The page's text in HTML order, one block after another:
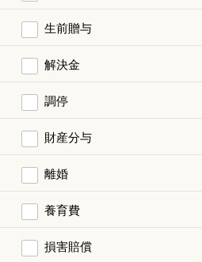
生前贈与
解決金
調停
財産分与
離婚
養育費
損害賠償